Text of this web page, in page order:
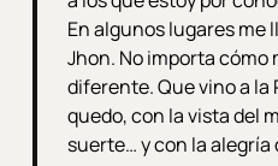
En algunos lugares me
Jhon. No importa cómo
diferente. Que vino a la
quedo, con la vista del
suerte… y con la alegría